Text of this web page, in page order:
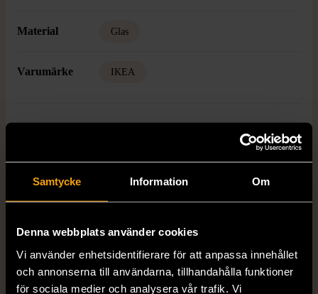
Samtycke Information Om
Denna webbplats använder cookies
Vi använder enhetsidentifierare för att anpassa innehållet
och annonserna till användarna, tillhandahålla funktioner
för sociala medier och analysera vår trafik. Vi
Material Glas
Varumärke IKEA
Produkten är unik och finns enbart som 1 st i lager.
Fri frakt på alla köp över 990 kr.